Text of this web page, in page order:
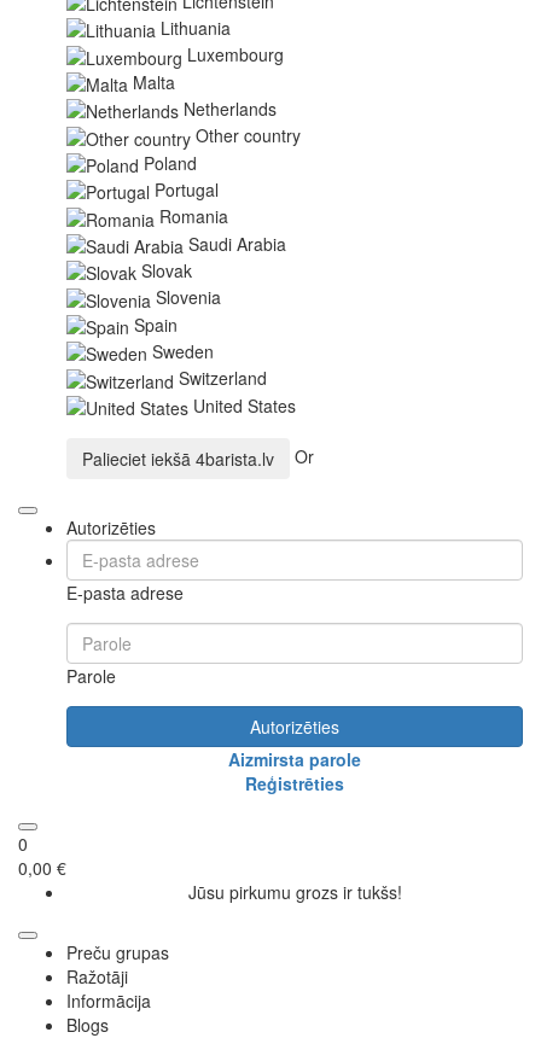
Lithuania
Luxembourg
Malta
Netherlands
Other country
Poland
Portugal
Romania
Saudi Arabia
Slovak
Slovenia
Spain
Sweden
Switzerland
United States
Palieciet iekšā 4barista.lv Or
Autorizēties
E-pasta adrese
Parole
Autorizēties
Aizmirsta parole
Reģistrēties
0
0,00 €
Jūsu pirkumu grozs ir tukšs!
Preču grupas
Ražotāji
Informācija
Blogs